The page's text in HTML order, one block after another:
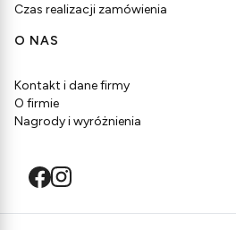
Czas realizacji zamówienia
O NAS
Kontakt i dane firmy
O firmie
Nagrody i wyróżnienia